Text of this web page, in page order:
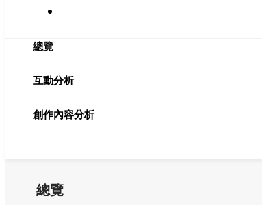
總覽
互動分析
創作內容分析
總覽